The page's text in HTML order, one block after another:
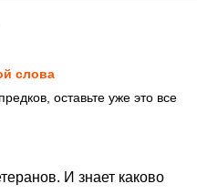
слова
оставьте уже это все
И знает каково